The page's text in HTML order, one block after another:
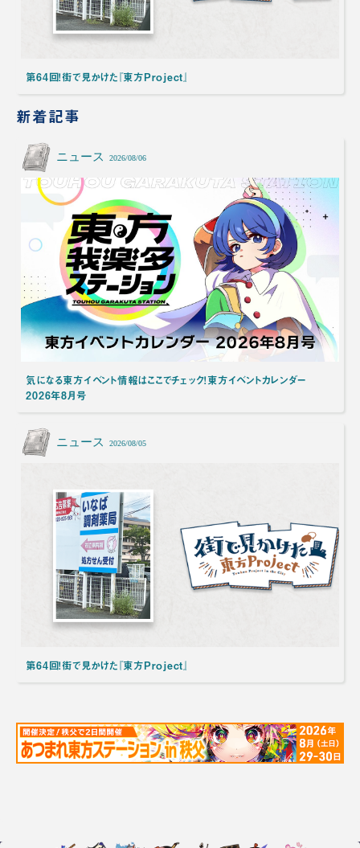
第64回！街で見かけた『東方Project』
新着記事
ニュース 2026/08/06
気になる東方イベント情報はここでチェック！東方イベントカレンダー
2026年8月号
ニュース 2026/08/05
第64回！街で見かけた『東方Project』